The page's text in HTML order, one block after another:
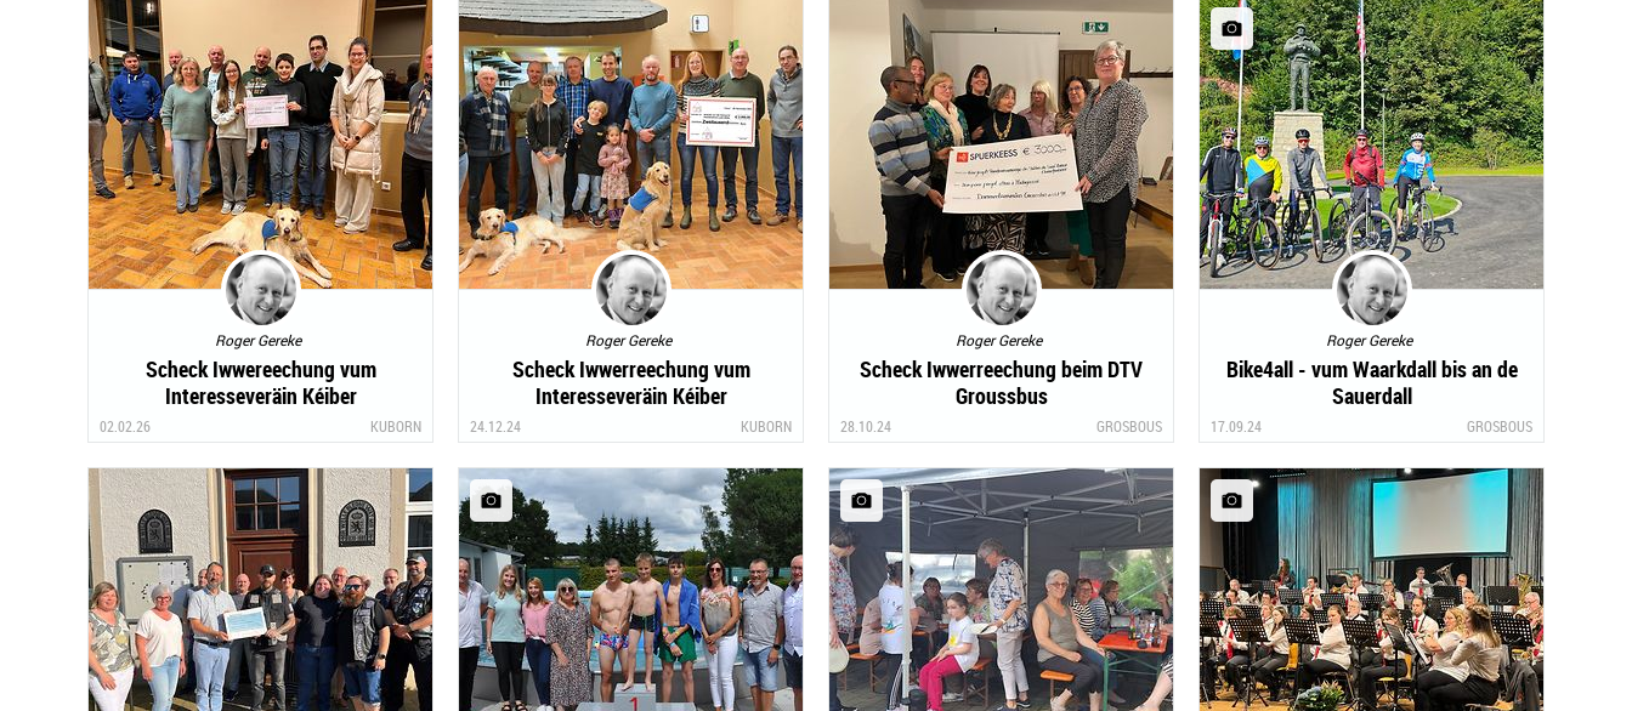
Roger Gereke
Scheck Iwwereechung vum
Interesseveräin Kéiber
02.02.26 KUBORN
Roger Gereke
Scheck Iwwerreechung vum
Interesseveräin Kéiber
24.12.24 KUBORN
Roger Gereke
Scheck Iwwerreechung beim DTV
Groussbus
28.10.24 GROSBOUS
Roger Gereke
Bike4all - vum Waarkdall bis an de
Sauerdall
17.09.24 GROSBOUS